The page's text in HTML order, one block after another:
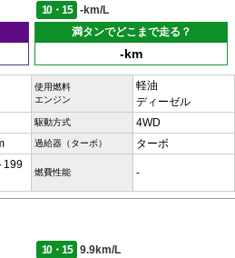
10・15
-km/L
満タンでどこまで走る？
-km
使用燃料
エンジン
軽油
ディーゼル
駆動方式 4WD
過給器（ターボ） ターボ
199
燃費性能 -
10・15
9.9km/L